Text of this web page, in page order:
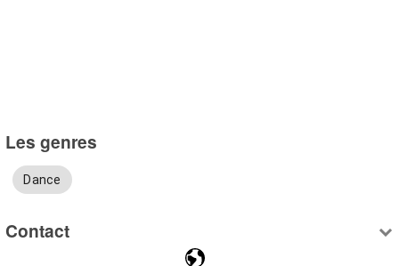
Les genres
Dance
Contact